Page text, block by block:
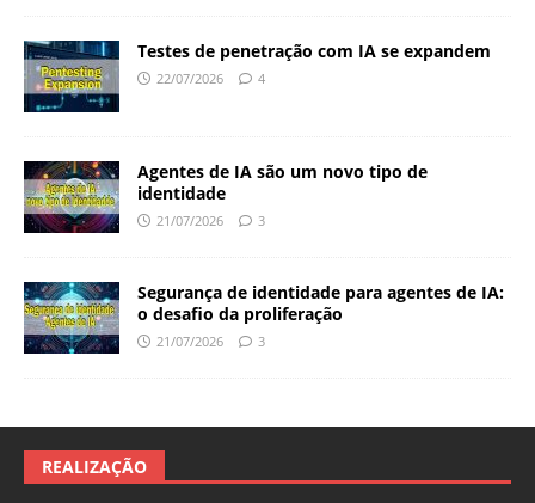
Testes de penetração com IA se expandem
22/07/2026 4
Agentes de IA são um novo tipo de
identidade
21/07/2026 3
Segurança de identidade para agentes de IA:
o desafio da proliferação
21/07/2026 3
REALIZAÇÃO